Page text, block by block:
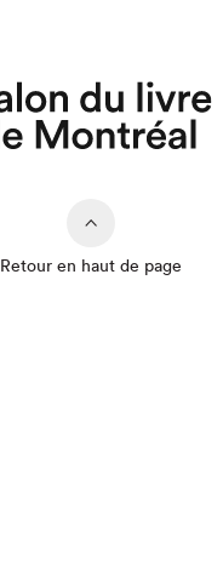
Retour en haut de page